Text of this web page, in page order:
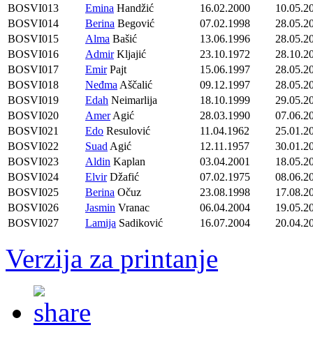
BOSVI013
Emina Handžić 16.02.2000
BOSVI014
Berina Begović 07.02.1998
BOSVI015
Alma Bašić 13.06.1996
BOSVI016
AdmirKljajić 23.10.1972
BOSVI017
EmirPajt 15.06.1997
BOSVI018
Neđma Aščalić 09.12.1997
BOSVI019
Edah Neimarlija 18.10.1999
BOSVI020
AmerAgić 28.03.1990
BOSVI021
Edo Resulović 11.04.1962
BOSVI022
Suad Agić 12.11.1957
BOSVI023
Aldin Kaplan 03.04.2001
BOSVI024
ElvirDžafić 07.02.1975
BOSVI025
Berina Očuz 23.08.1998
BOSVI026
Jasmin Vranac 06.04.2004
BOSVI027
Lamija Sadiković 16.07.2004
Verzija za printanje